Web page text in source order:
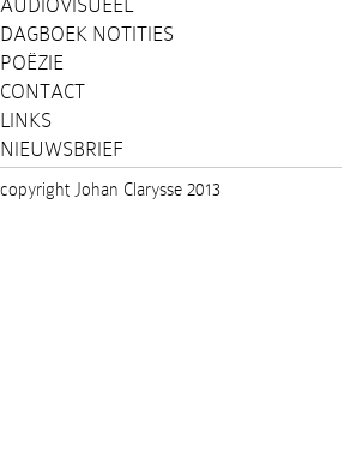
AUDIOVISUEEL
DAGBOEK NOTITIES
POËZIE
CONTACT
LINKS
NIEUWSBRIEF
copyright Johan Clarysse 2013